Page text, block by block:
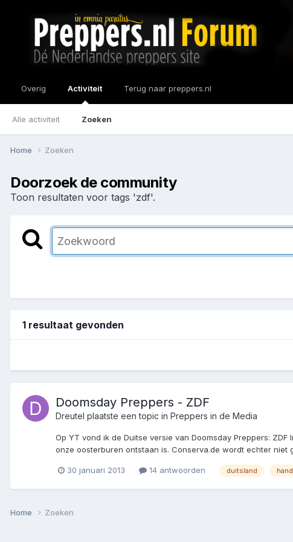
Overig Activiteit
Alle activiteit Zoeken
Terug naar preppers.nl
Home Zoeken
Doorzoek de community
Toon resultaten voor tags 'zdf'.
1 resultaat gevonden
Doomsday Preppers - ZDF
Dreutel plaatste een topic in Preppers in de Media
Op YT vond ik de Duitse versie van Doomsday Preppers:
onze oosterburen ontstaan is. Conserva.de wordt echter niet
30 januari 2013 14 antwoorden duitsland
Home Zoeken